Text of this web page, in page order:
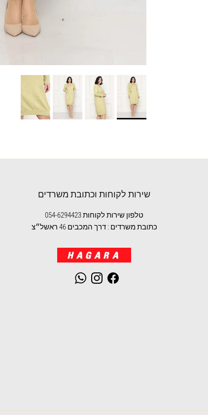
שירות לקוחות וכתובת משרדים
טלפון שירות לקוחות 054-6294423
כתובת משרדים : דרך המכבים 46 ראשל״צ
Facebook
Instagram
WhatsApp